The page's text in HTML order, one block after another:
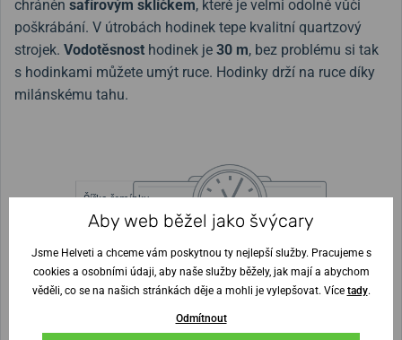
chráněn safírovým sklíčkem, které je velmi odolné vůči
poškrábání. V útrobách hodinek tepe kvalitní quartzový
strojek. Vodotěsnost hodinek je 30 m, bez problému si tak
s hodinkami můžete umýt ruce. Hodinky drží na ruce díky
milánskému tahu.
Šířka řemínku
16 mm
Výška pouzdra
6 mm Průměr pouzdra
Nejste si jisti velikostí?
Aby web běžel jako švýcary
Jsme Helveti a chceme vám poskytnou ty nejlepší služby. Pracujeme s
cookies a osobními údaji, aby naše služby běžely, jak mají a abychom
věděli, co se na našich stránkách děje a mohli je vylepšovat. Více tady.
Odmítnout